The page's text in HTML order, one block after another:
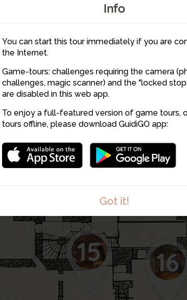
Info
You can start this tour immediately if you are
the Internet.
Game-tours: challenges requiring the camera
challenges, magic scanner) and the "locked
are disabled in this web app.
To enjoy a full-featured version of game tours,
tours offline, please download GuidiGO app:
Got it!
14
15 16